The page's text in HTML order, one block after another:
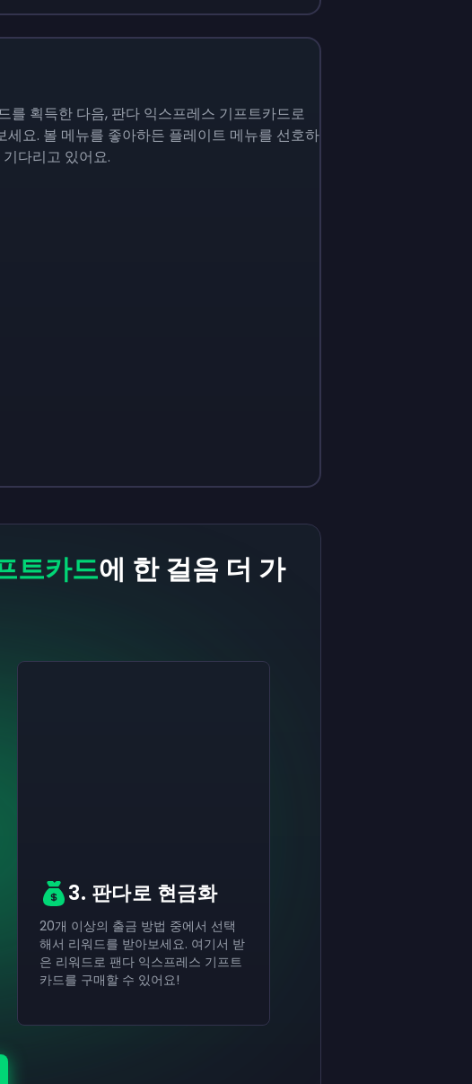
를 획득한 다음, 판다 익스프레스 기프트카드로
요. 볼 메뉴를 좋아하든 플레이트 메뉴를 선호하
다리고 있어요.
트카드에 한 걸음 더 가
3. 판다로 현금화
20개 이상의 출금 방법 중에서 선택
해서 리워드를 받아보세요. 여기서 받
은 리워드로 팬다 익스프레스 기프트
카드를 구매할 수 있어요!